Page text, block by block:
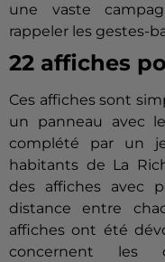
une vaste
rappeler les gestes-
22 affiches
Ces affiches sont
un panneau avec
complété par un
habitants de La
des affiches avec
distanceentre
affiches ont été
concernent les